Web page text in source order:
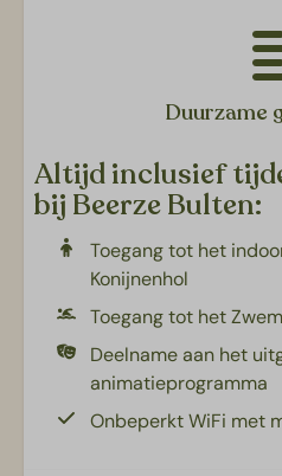
Slaapkamer: Eén
2e slaapkamer: Twee
3e slaapkamer: Eén
Woonruimte
Zithoek
Eethoek
Flatscreen TV
Gashaard
Kinderfaciliteiten
Campingbed: 1
Duurzame
Altijd inclusief
bij Beerze Bulten:
Toegang tot het
Konijnenhol
Toegang tot het
Deelname aan het
animatieprogramma
Onbeperkt WiFi met